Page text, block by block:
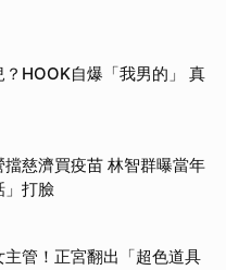
HOOK自爆「我男的」 真
擋慈濟買疫苗 林智群曝當年
」打臉
主管！正宮翻出「超色道具